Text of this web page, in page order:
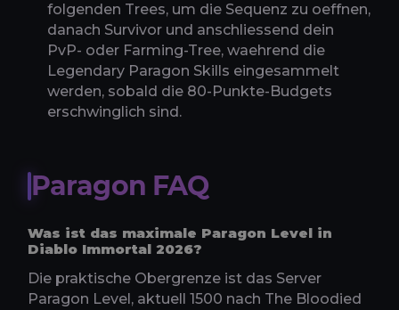
folgenden Trees, um die Sequenz zu oeffnen,
danach Survivor und anschliessend dein
PvP- oder Farming-Tree, waehrend die
Legendary Paragon Skills eingesammelt
werden, sobald die 80-Punkte-Budgets
erschwinglich sind.
Paragon FAQ
Was ist das maximale Paragon Level in
Diablo Immortal 2026?
Die praktische Obergrenze ist das Server
Paragon Level, aktuell 1500 nach The Bloodied